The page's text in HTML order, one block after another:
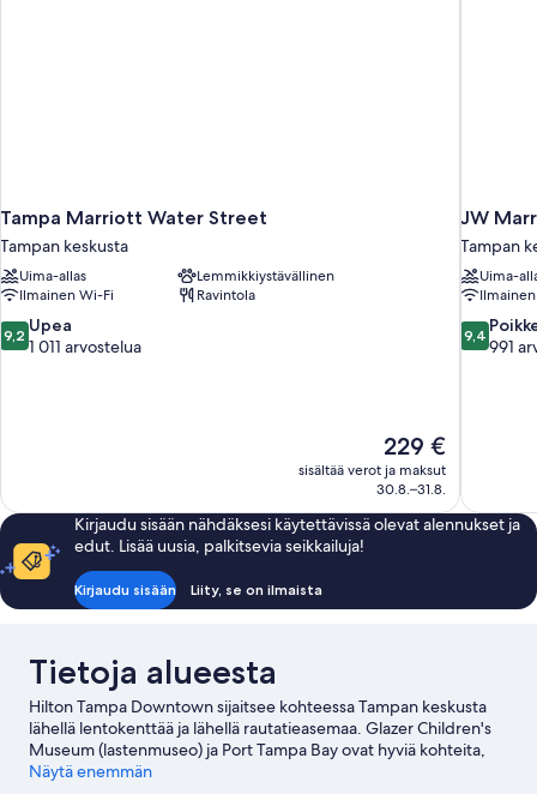
Tampa Marriott Water Street
Tampan keskusta
Uima-allas
Lemmikkiystävällinen
Ilmainen Wi-Fi
Ravintola
9.2
kautta
9,2 Upea
1 011 arvostelua
Hinta
on
229 €
229 €
sisältää verot ja maksut
30.8.–31.8.
JW
Tampan
Uima-
9.4
kautta
9,4
991
Kirjaudu sisään nähdäksesi käytettävissä olevat alennukset ja
edut. Lisää uusia, palkitsevia seikkailuja!
Kirjaudu sisään Liity, se on ilmaista
Tietoja alueesta
Hilton Tampa Downtown sijaitsee kohteessa Tampan keskusta
lähellä lentokenttää ja lähellä rautatieasemaa. Glazer Children's
Museum (lastenmuseo) ja Port Tampa Bay ovat hyviä kohteita,
jos etsit aktiviteetteja lomallesi, ja David A. Straz Jr. Center for
Näytä enemmän